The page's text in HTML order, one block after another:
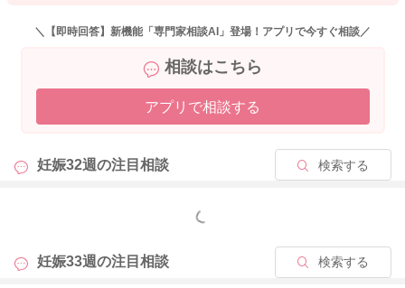
よろしくお願いいたします。
＼【即時回答】新機能「専門家相談AI」登場！アプリで今すぐ相談／
相談はこちら
アプリで相談する
妊娠32週の注目相談 検索する
もっと見る
妊娠33週の注目相談 検索する